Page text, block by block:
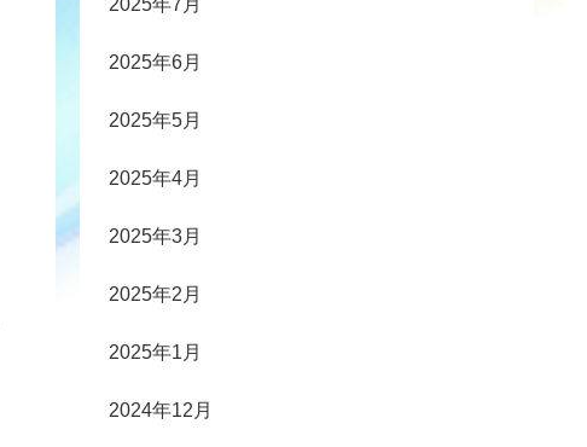
2025年7月
2025年6月
2025年5月
2025年4月
2025年3月
2025年2月
2025年1月
2024年12月